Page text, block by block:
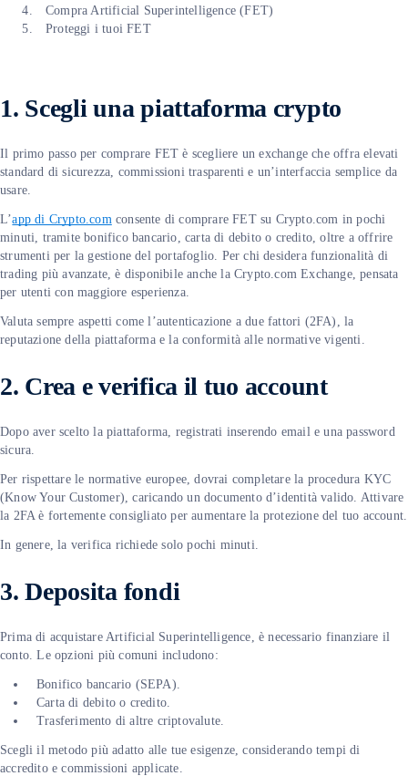
Compra Artificial Superintelligence (FET)
Proteggi i tuoi FET
1. Scegli una piattaforma crypto
Il primo passo per comprare FET è scegliere un exchange che offra elevati
standard di sicurezza, commissioni trasparenti e un’interfaccia semplice da
usare.
L’app di Crypto.com consente di comprare FET su Crypto.com in pochi
minuti, tramite bonifico bancario, carta di debito o credito, oltre a offrire
strumenti per la gestione del portafoglio. Per chi desidera funzionalità di
trading più avanzate, è disponibile anche la Crypto.com Exchange, pensata
per utenti con maggiore esperienza.
Valuta sempre aspetti come l’autenticazione a due fattori (2FA), la
reputazione della piattaforma e la conformità alle normative vigenti.
2. Crea e verifica il tuo account
Dopo aver scelto la piattaforma, registrati inserendo email e una password
sicura.
Per rispettare le normative europee, dovrai completare la procedura KYC
(Know Your Customer), caricando un documento d’identità valido. Attivare
la 2FA è fortemente consigliato per aumentare la protezione del tuo account.
In genere, la verifica richiede solo pochi minuti.
3. Deposita fondi
Prima di acquistare Artificial Superintelligence, è necessario finanziare il
conto. Le opzioni più comuni includono:
Bonifico bancario (SEPA).
Carta di debito o credito.
Trasferimento di altre criptovalute.
Scegli il metodo più adatto alle tue esigenze, considerando tempi di
accredito e commissioni applicate.